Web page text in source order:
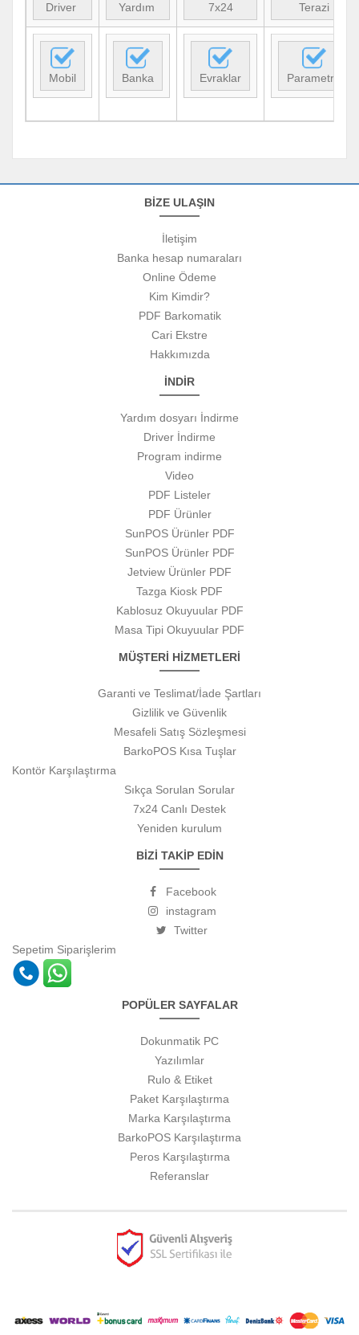
Driver Yardım 7x24 Terazi
Mobil Banka Evraklar Parametre
BİZE ULAŞIN
İletişim
Banka hesap numaraları
Online Ödeme
Kim Kimdir?
PDF Barkomatik
Cari Ekstre
Hakkımızda
İNDİR
Yardım dosyarı İndirme
Driver İndirme
Program indirme
Video
PDF Listeler
PDF Ürünler
SunPOS Ürünler PDF
SunPOS Ürünler PDF
Jetview Ürünler PDF
Tazga Kiosk PDF
Kablosuz Okuyuular PDF
Masa Tipi Okuyuular PDF
MÜŞTERİ HİZMETLERİ
Garanti ve Teslimat/İade Şartları
Gizlilik ve Güvenlik
Mesafeli Satış Sözleşmesi
BarkoPOS Kısa Tuşlar
Kontör Karşılaştırma
Sıkça Sorulan Sorular
7x24 Canlı Destek
Yeniden kurulum
BİZİ TAKİP EDİN
Facebook
instagram
Twitter
Sepetim Siparişlerim
POPÜLER SAYFALAR
Dokunmatik PC
Yazılımlar
Rulo & Etiket
Paket Karşılaştırma
Marka Karşılaştırma
BarkoPOS Karşılaştırma
Peros Karşılaştırma
Referanslar